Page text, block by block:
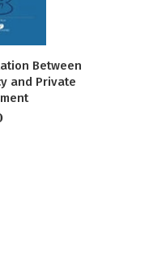
Between
and Private